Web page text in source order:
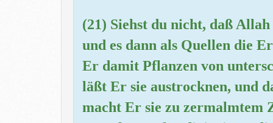
(21) Siehst du nicht, daß
und es dann als Quellen die
Er damit Pflanzen von
läßt Er sie austrocknen, und
macht Er sie zu zermalmtem